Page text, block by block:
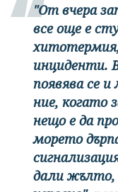
"От вчера
все още е
хитотермия,
инциденти.
появява се
ние, когато
нещо е да
морето
дали жълто,